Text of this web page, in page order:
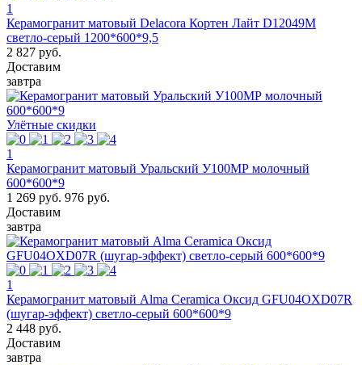
1
Керамогранит матовый Delacora Кортен Лайт D12049M
светло-серый 1200*600*9,5
2 827 руб.
Доставим
завтра
Улётные скидки
1
Керамогранит матовый Уральский У100МР молочный
600*600*9
1 269 руб. 976 руб.
Доставим
завтра
1
Керамогранит матовый Alma Ceramica Оксид GFU04OXD07R
(шугар-эффект) светло-серый 600*600*9
2 448 руб.
Доставим
завтра